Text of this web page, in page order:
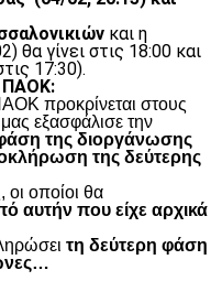
και η
θα γίνει στις 18:00 και
17:30).
ΠΑΟΚ:
προκρίνεται στους
εξασφάλισε την
της διοργάνωσης
της δεύτερης
οποίοι θα
αυτήν που είχε αρχικά
τη δεύτερη φάση